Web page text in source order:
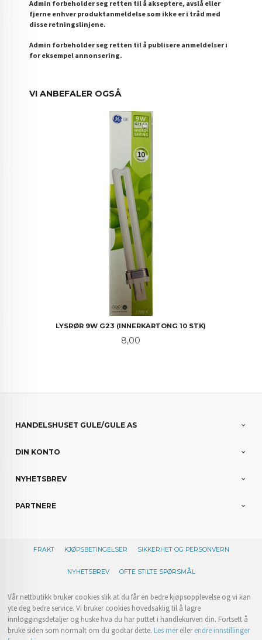
Admin forbeholder seg retten til å akseptere, avslå eller
fjerne enhver produktanmeldelse som ikke er i tråd med
disse retningslinjene.
Admin forbeholder seg retten til å publisere anmeldelser i
for eksempel annonsering.
VI ANBEFALER OGSÅ
LYSRØR 9W G23 (INNERKARTONG 10 STK)
Pris
8,00
HANDELSHUSET GULE/GULE AS
DIN KONTO
NYHETSBREV
PARTNERE
FRAKT KJØPSBETINGELSER SIKKERHET OG PERSONVERN
NYHETSBREV OFTE STILTE SPØRSMÅL
Vår nettbutikk bruker cookies slik at du får en bedre kjøpsopplevelse og vi kan
yte deg bedre service. Vi bruker cookies hovedsaklig til å lagre
innloggingsdetaljer og huske hva du har puttet i handlekurven din. Fortsett å
bruke siden som normalt om du godtar dette. Les merellerendre innstillinger